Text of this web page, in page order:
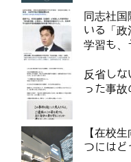
同志社
いる「政
学習も、
反省し
った事
【在校
つにはど